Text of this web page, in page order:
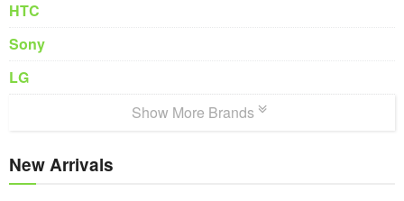
HTC
Sony
LG
Show More Brands
New Arrivals